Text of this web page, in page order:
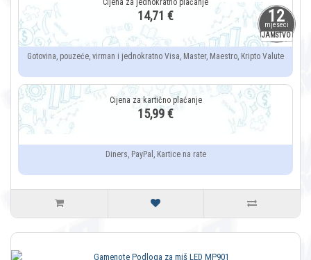
12
mjeseci
JAMSTVO
14,71 €
Gotovina, pouzeće, virman i jednokratno Visa, Master, Maestro, Kripto Valute
15,99 €
Diners, PayPal, Kartice na rate